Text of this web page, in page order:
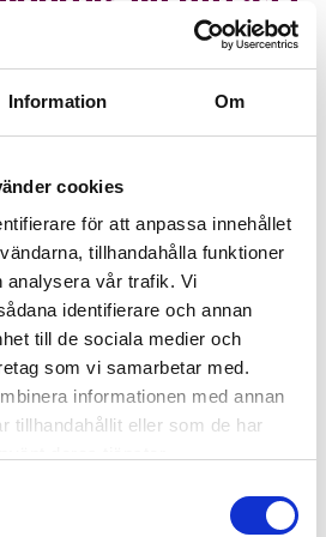
Information Om
cookies
för att anpassa innehållet
tillhandahålla funktioner
analysera vår trafik. Vi
identifierare och annan
till de sociala medier och
som vi samarbetar med.
informationen med annan
tillhandahållit eller som de har
vid akuta behov
kan variera över tid.
löpande med
trappstädning, eller så
behov när ordinarie personal
Vi på 55Plus erbjuder
anpassas helt efter er
eller semestrar